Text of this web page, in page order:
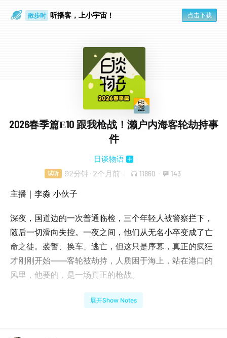
散步时 听播客，上小宇宙！ 点击下载
2026春季篇E10 跟我枪战！濑户内海客轮劫持事
件
日谈物语
试听 92分钟 · 2个月前 11860 · 143
主播｜李淼 小伙子
深夜，国道边的一次普通临检，三个年轻人被警察拦下，
随后一切滑向失控。一夜之间，他们从无名小卒变成了亡
命之徒。袭警、换车、逃亡，但这只是序幕，真正的疯狂
才刚刚开始——客轮被劫持，人质困于海上，站在港口的
风里，他要的，是一场真正的枪战。
盛夏来临，日谈物语2026春季篇至此告一段落。有幸与各
展开Show Notes